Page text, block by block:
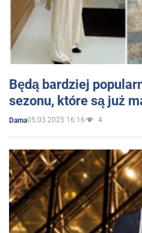
Będą bardziej
sezonu, które są już
Dama05.03.2025 16:16 4